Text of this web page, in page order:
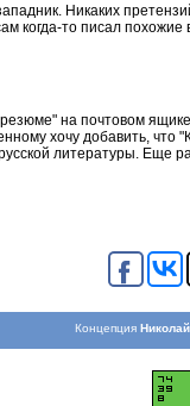
Никаких
то писал
на почтовом
хочу добавить,
литературы. Еще
Концепция